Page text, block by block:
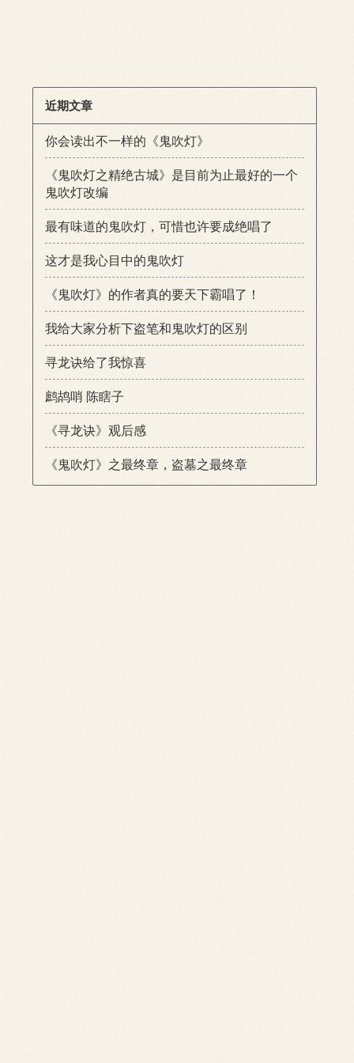
近期文章
你会读出不一样的《鬼吹灯》
《鬼吹灯之精绝古城》是目前为止最好的一个
鬼吹灯改编
最有味道的鬼吹灯，可惜也许要成绝唱了
这才是我心目中的鬼吹灯
《鬼吹灯》的作者真的要天下霸唱了！
我给大家分析下盗笔和鬼吹灯的区别
寻龙诀给了我惊喜
鹧鸪哨 陈瞎子
《寻龙诀》观后感
《鬼吹灯》之最终章，盗墓之最终章